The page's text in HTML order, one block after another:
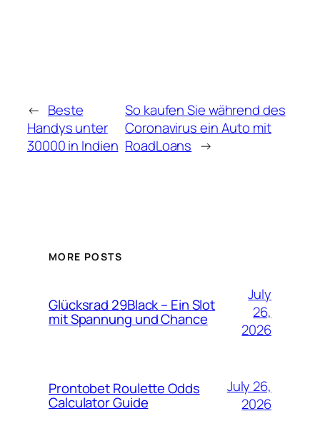
← Beste
Handys unter
30000 in Indien
So kaufen Sie während des
Coronavirus ein Auto mit
RoadLoans →
MORE POSTS
Glücksrad 29Black – Ein Slot
mit Spannung und Chance
July
26,
2026
Prontobet Roulette Odds
Calculator Guide
July 26,
2026